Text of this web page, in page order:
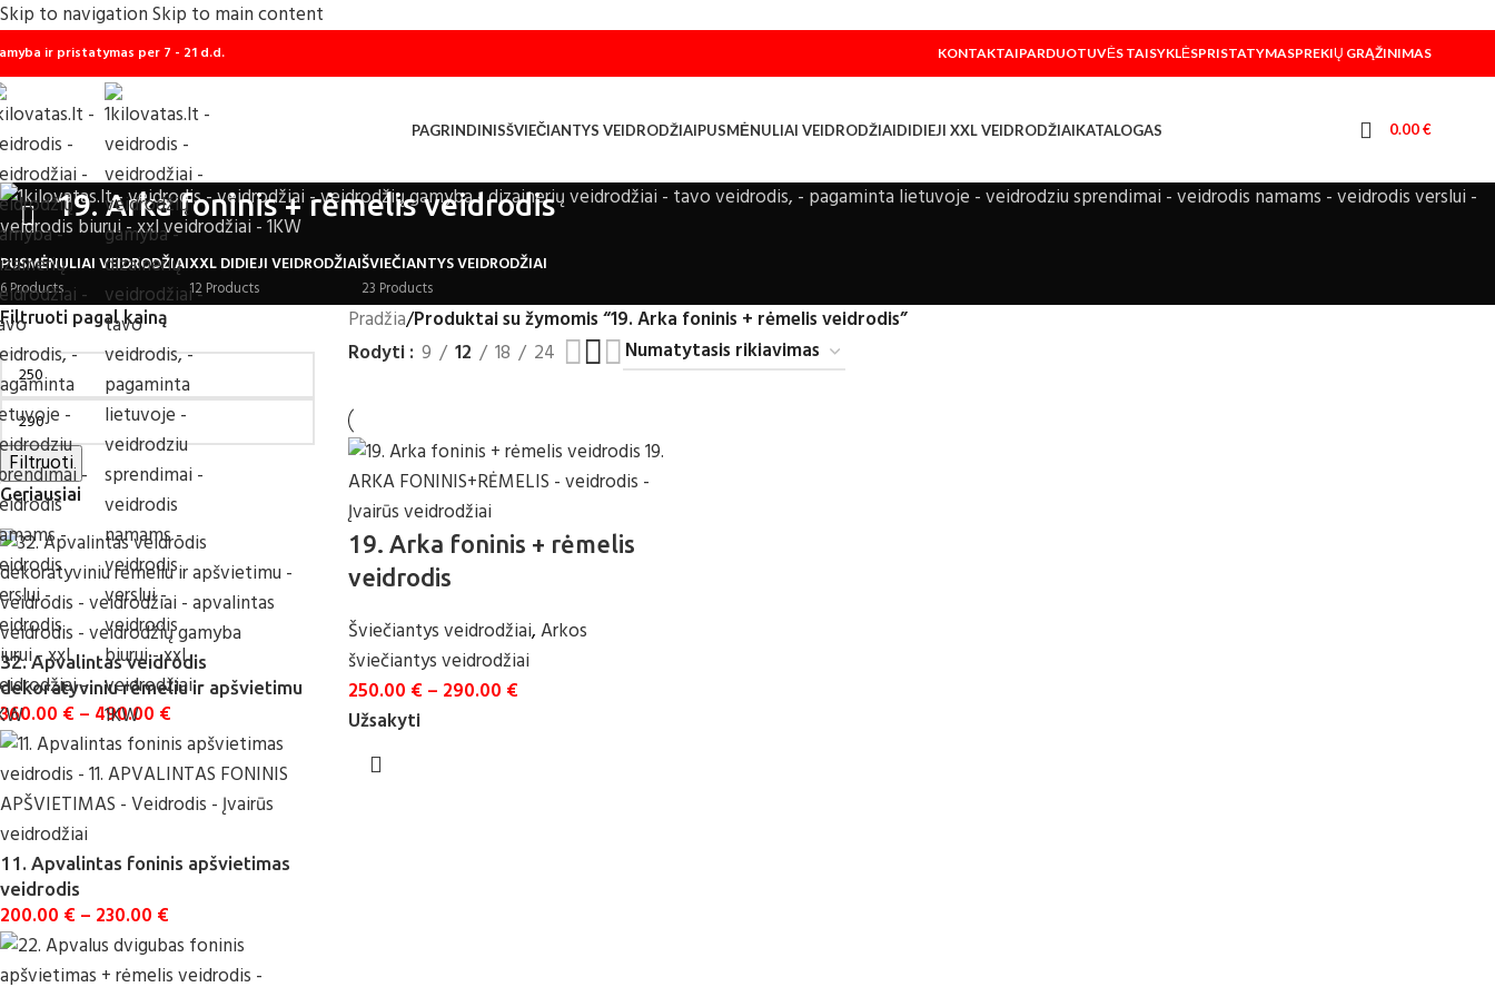
Skip to navigationSkip to main content
ir pristatymas per 7 - 21 d.d. KONTAKTAIPARDUOTUVĖS TAISYKLĖSPRISTATYMASPREKIŲ GRĄŽINIMAS
PAGRINDINISŠVIEČIANTYS VEIDRODŽIAIPUSMĖNULIAI VEIDRODŽIAIDIDIEJI XXL VEIDRODŽIAIKATALOGAS 0.00€
19. Arka foninis + rėmelis veidrodis
PUSMĖNULIAI VEIDRODŽIAI
6 Products
XXL DIDIEJI VEIDRODŽIAI
12 Products
ŠVIEČIANTYS VEIDRODŽIAI
23 Products
Filtruoti pagal kainą
Filtruoti
Geriausiai
32. Apvalintas veidrodis
dekoratyviniu rėmeliu ir apšvietimu
360.00 € – 490.00 €
11. Apvalintas foninis apšvietimas
veidrodis
200.00 € – 230.00 €
Pradžia/Produktai su žymomis “19. Arka foninis + rėmelis veidrodis”
Rodyti 9 12 18 24
19. Arka foninis + rėmelis
veidrodis
Šviečiantys veidrodžiai,Arkos
šviečiantys veidrodžiai
250.00 € – 290.00 €
Užsakyti